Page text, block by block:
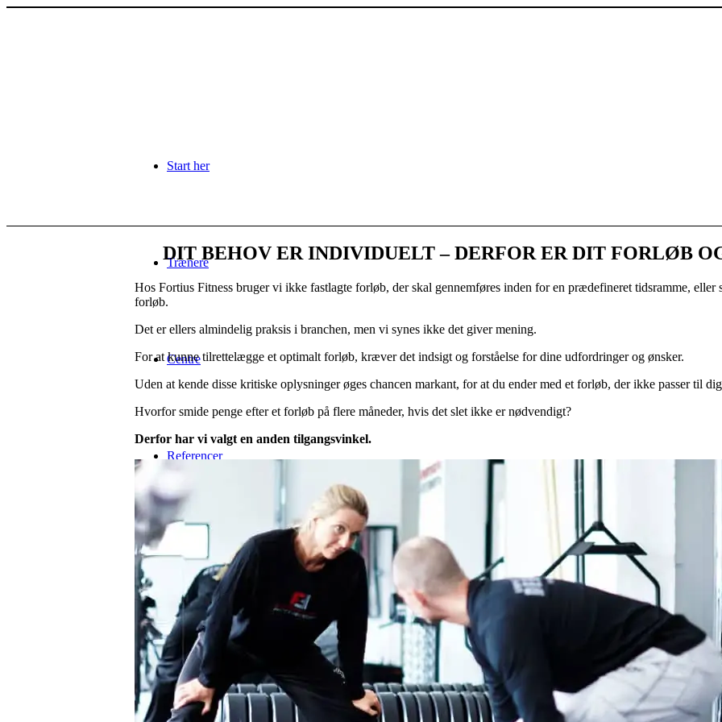
Start her
Trænere
Centre
Referencer
Forløb & Priser
Om Fortius Fitness
DIT BEHOV ER INDIVIDUELT – DERFOR ER DIT FORLØB
Hos Fortius Fitness bruger vi ikke fastlagte forløb, der skal gennemføres inden for en prædefineret tidsramme,
forløb.
Det er ellers almindelig praksis i branchen, men vi synes ikke det giver mening.
For at kunne tilrettelægge et optimalt forløb, kræver det indsigt og forståelse for dine udfordringer og ønsker.
Uden at kende disse kritiske oplysninger øges chancen markant, for at du ender med et forløb, der ikke passer til
Hvorfor smide penge efter et forløb på flere måneder, hvis det slet ikke er nødvendigt?
Derfor har vi valgt en anden tilgangsvinkel.